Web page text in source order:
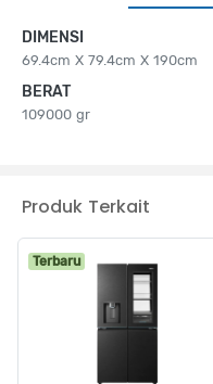
DIMENSI
69.4cm X 79.4cm X 190cm
BERAT
109000 gr
Produk Terkait
Terbaru